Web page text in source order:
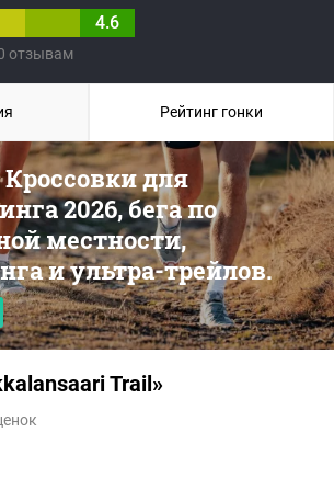
4.6
отзывам
для
2026, бега по
местности,
и ультра-трейлов.
Trail»
Рейтинг гонки